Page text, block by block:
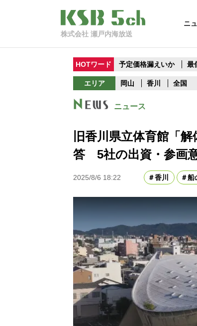
株式会社 瀬戸内海放送
ニ
HOTワード 予定価格漏えいか 最
エリア 岡山 香川 全国
ニュース
旧香川県立体育館「
答 5社の出資・参画
2025/8/6 18:22 香川 船